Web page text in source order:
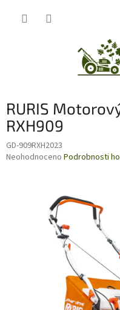
RURIS
RXH909
GD-909RXH2023
Průměrné
Neohodnoceno Podrobnosti